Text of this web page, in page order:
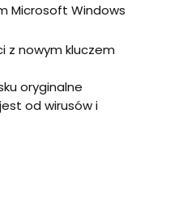
Microsoft Windows
z nowym kluczem
oryginalne
od wirusów i